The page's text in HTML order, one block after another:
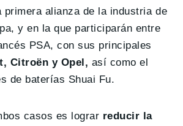
primera alianza de la industria de
y en la que participarán entre
PSA, con sus principales
Citroën y Opel, así como el
de baterías Shuai Fu.
casos es lograr reducir la